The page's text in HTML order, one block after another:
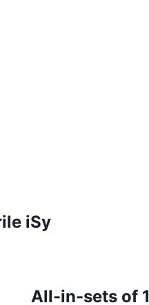
iSy
All-in-sets of 1